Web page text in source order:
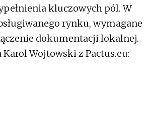
kluczowych pól. W
rynku, wymagane
dokumentacji lokalnej.
Karol Wojtowski z Pactus.eu: